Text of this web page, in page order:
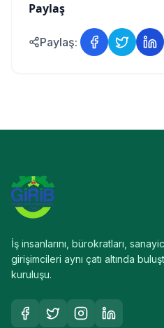
Paylaş
Paylaş:
İş insanlarını, bürokratları,
girişimcileri aynı çatı altında
kuruluşu.